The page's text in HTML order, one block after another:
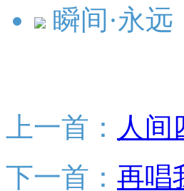
瞬间·永远
上一首： 人间
下一首： 再唱